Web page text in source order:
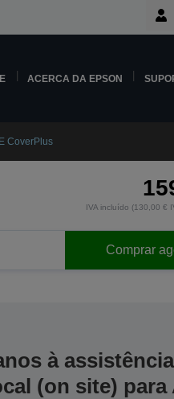
ACERCA DA EPSON
CoverPlus
IVA incluído (130,00 €
Comprar
à assistência
(on site) para